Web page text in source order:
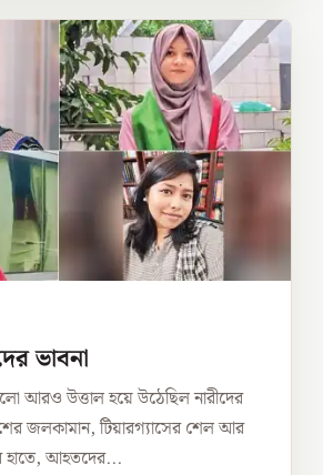
ভাবনা
আরও উত্তাল হয়ে উঠেছিল নারীদের
জলকামান, টিয়ারগ্যাসের শেল আর
হাতে, আহতদের...